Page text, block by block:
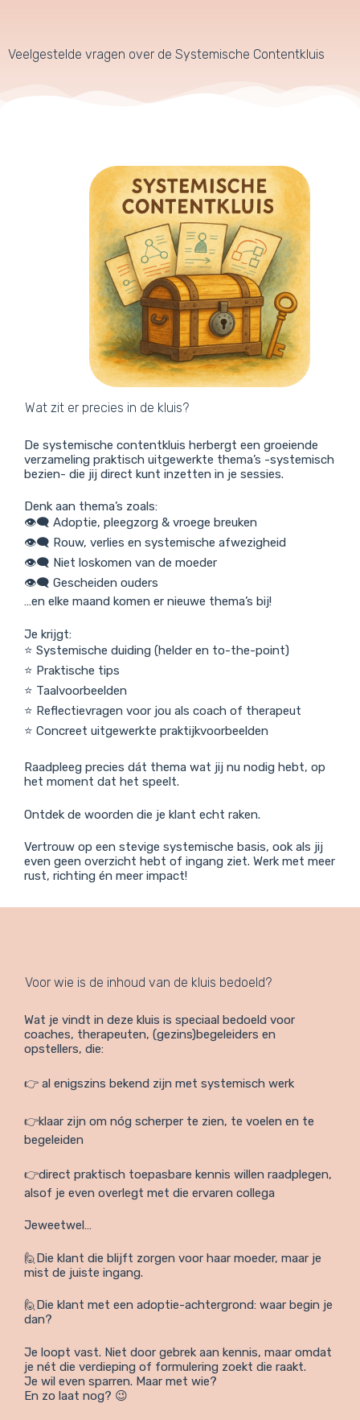
Veelgestelde vragen over de Systemische Contentkluis
Wat zit er precies in de kluis?
De systemische contentkluis herbergt een groeiende
verzameling praktisch uitgewerkte thema’s -systemisch
bezien- die jij direct kunt inzetten in je sessies.
Denk aan thema’s zoals:
👁‍🗨 Adoptie, pleegzorg & vroege breuken
👁‍🗨 Rouw, verlies en systemische afwezigheid
👁‍🗨 Niet loskomen van de moeder
👁‍🗨 Gescheiden ouders
…en elke maand komen er nieuwe thema’s bij!
Je krijgt:
⭐ Systemische duiding (helder en to-the-point)
⭐ Praktische tips
⭐ Taalvoorbeelden
⭐ Reflectievragen voor jou als coach of therapeut
⭐ Concreet uitgewerkte praktijkvoorbeelden
Raadpleeg precies dát thema wat jij nu nodig hebt, op
het moment dat het speelt.
Ontdek de woorden die je klant echt raken.
Vertrouw op een stevige systemische basis, ook als jij
even geen overzicht hebt of ingang ziet. Werk met meer
rust, richting én meer impact!
Voor wie is de inhoud van de kluis bedoeld?
Wat je vindt in deze kluis is speciaal bedoeld voor
coaches, therapeuten, (gezins)begeleiders en
opstellers, die:
👉 al enigszins bekend zijn met systemisch werk
👉klaar zijn om nóg scherper te zien, te voelen en te
begeleiden
👉direct praktisch toepasbare kennis willen raadplegen,
alsof je even overlegt met die ervaren collega
Jeweetwel…
🙋Die klant die blijft zorgen voor haar moeder, maar je
mist de juiste ingang.
🙋Die klant met een adoptie-achtergrond: waar begin je
dan?
Je loopt vast. Niet door gebrek aan kennis, maar omdat
je nét die verdieping of formulering zoekt die raakt.
Je wil even sparren. Maar met wie?
En zo laat nog? 😉